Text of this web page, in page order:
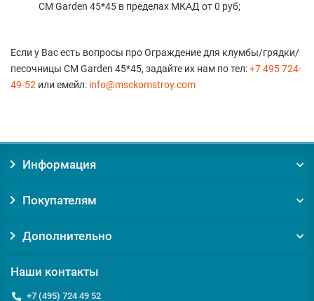
CM Garden 45*45 в пределах МКАД от 0 руб;
Если у Вас есть вопросы про Ограждение для клумбы/грядки/
песочницы CM Garden 45*45, задайте их нам по тел:+7 495 724-
49-52 или емейл: info@msckomstroy.com
Информация
Покупателям
Дополнительно
Наши контакты
+7 (495) 724 49 52